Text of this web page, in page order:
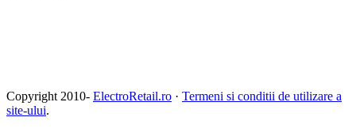
Copyright 2010- ElectroRetail.ro · Termeni si conditii de utilizare a
site-ului.